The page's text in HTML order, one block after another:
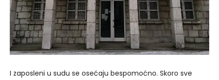
I zaposleni u sudu se osećaju bespomoćno. Skoro sve